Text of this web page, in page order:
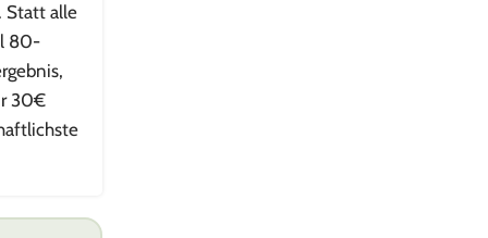
Statt alle
80-
30€